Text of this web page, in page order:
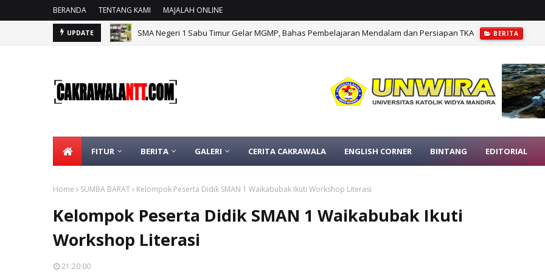
BERANDA TENTANG KAMI MAJALAH ONLINE
UPDATE SMA Negeri 1 Sabu Timur Gelar MGMP, Bahas Pembelajaran Mendalam dan Persiapan TKA BERITA
FITUR BERITA GALERI CERITA CAKRAWALA ENGLISH CORNER BINTANG EDITORIAL
Home SUMBA BARAT Kelompok Peserta Didik SMAN 1 Waikabubak Ikuti Workshop Literasi
Kelompok Peserta Didik SMAN 1 Waikabubak Ikuti
Workshop Literasi
21:20:00